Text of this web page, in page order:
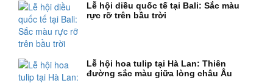
Lễ hội diều quốc tế tại Bali: Sắc màu
rực rỡ trên bầu trời
Lễ hội hoa tulip tại Hà Lan: Thiên
đường sắc màu giữa lòng châu Âu